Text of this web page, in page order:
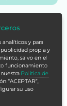
contáctanos
y para
propia y
salvo en el
funcionamiento
Política de
“ACEPTAR”,
su uso